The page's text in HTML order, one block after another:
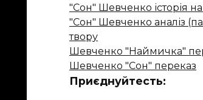
"Сон" Шевченко історія
"Сон" Шевченко аналіз
твору
Шевченко "Наймичка"
Шевченко "Сон" переказ
Приєднуйтесть: